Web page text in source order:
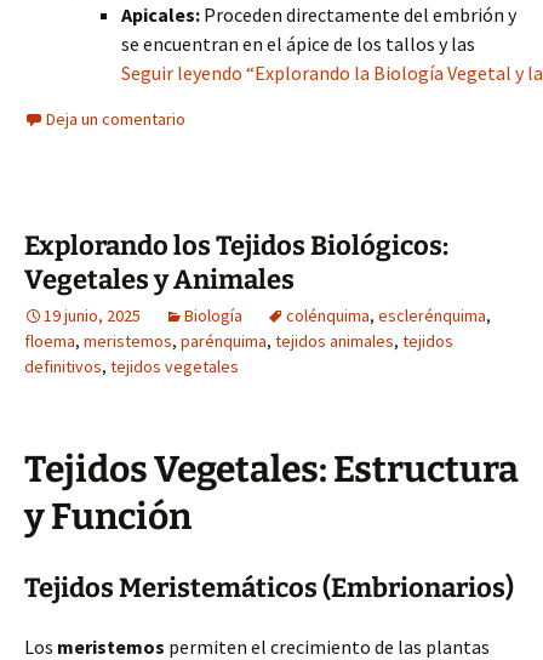
Apicales: Proceden directamente del embrión y
se encuentran en el ápice de los tallos y las
Seguir leyendo “Explorando la Biología Vegetal y
Deja un comentario
Explorando los Tejidos Biológicos:
Vegetales y Animales
19 junio, 2025 Biología colénquima, esclerénquima,
floema, meristemos, parénquima, tejidos animales, tejidos
definitivos, tejidos vegetales
Tejidos Vegetales: Estructura
y Función
Tejidos Meristemáticos (Embrionarios)
Los meristemos permiten el crecimiento de las plantas